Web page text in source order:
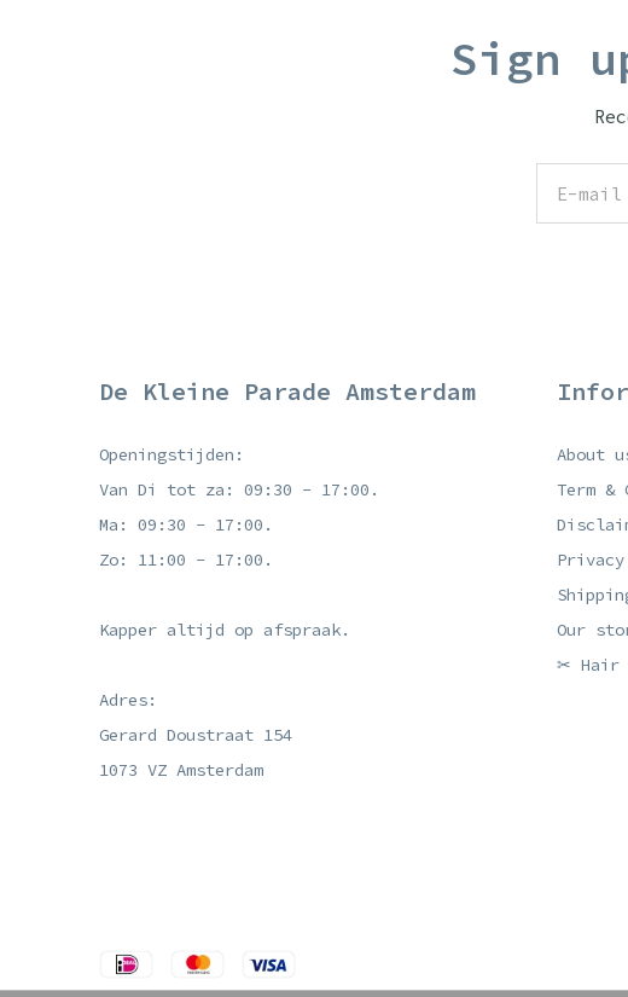
Sign
De Kleine Parade Amsterdam
Openingstijden:
Van Di tot za: 09:30 - 17:00.
Ma: 09:30 - 17:00.
Zo: 11:00 - 17:00.
Kapper altijd op afspraak.
Adres:
Gerard Doustraat 154
1073 VZ Amsterdam
About
Term &
Our
✂ Hair